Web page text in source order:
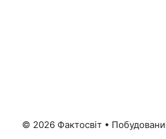
© 2026 Фактосвіт •